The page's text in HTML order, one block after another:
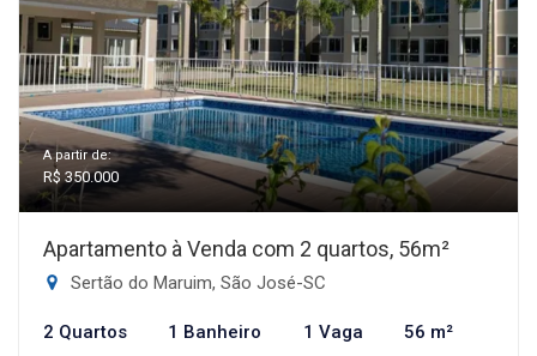
A partir de:
R$ 350.000
Apartamento à Venda com 2 quartos, 56m²
Sertão do Maruim, São José-SC
2 Quartos 1 Banheiro 1 Vaga 56 m²